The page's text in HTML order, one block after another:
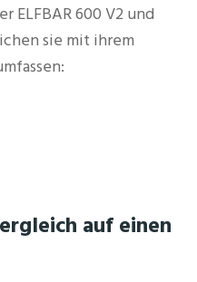
ELFBAR 600 V2 und
sie mit ihrem
auf einen